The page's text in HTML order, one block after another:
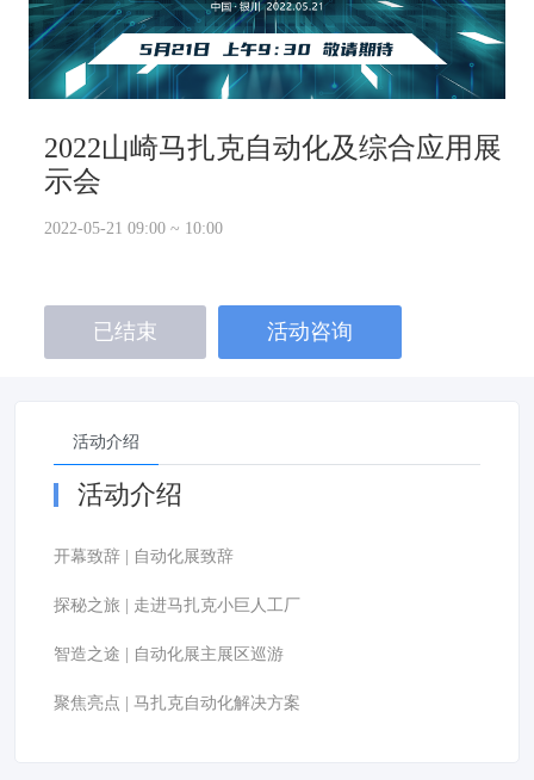
2022山崎马扎克自动化及综合应用展
示会
2022-05-21 09:00 ~ 10:00
已结束 活动咨询
活动介绍
活动介绍
开幕致辞 | 自动化展致辞
探秘之旅 | 走进马扎克小巨人工厂
智造之途 | 自动化展主展区巡游
聚焦亮点 | 马扎克自动化解决方案